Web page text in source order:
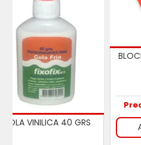
LAPICERA AZUL DE TINTA